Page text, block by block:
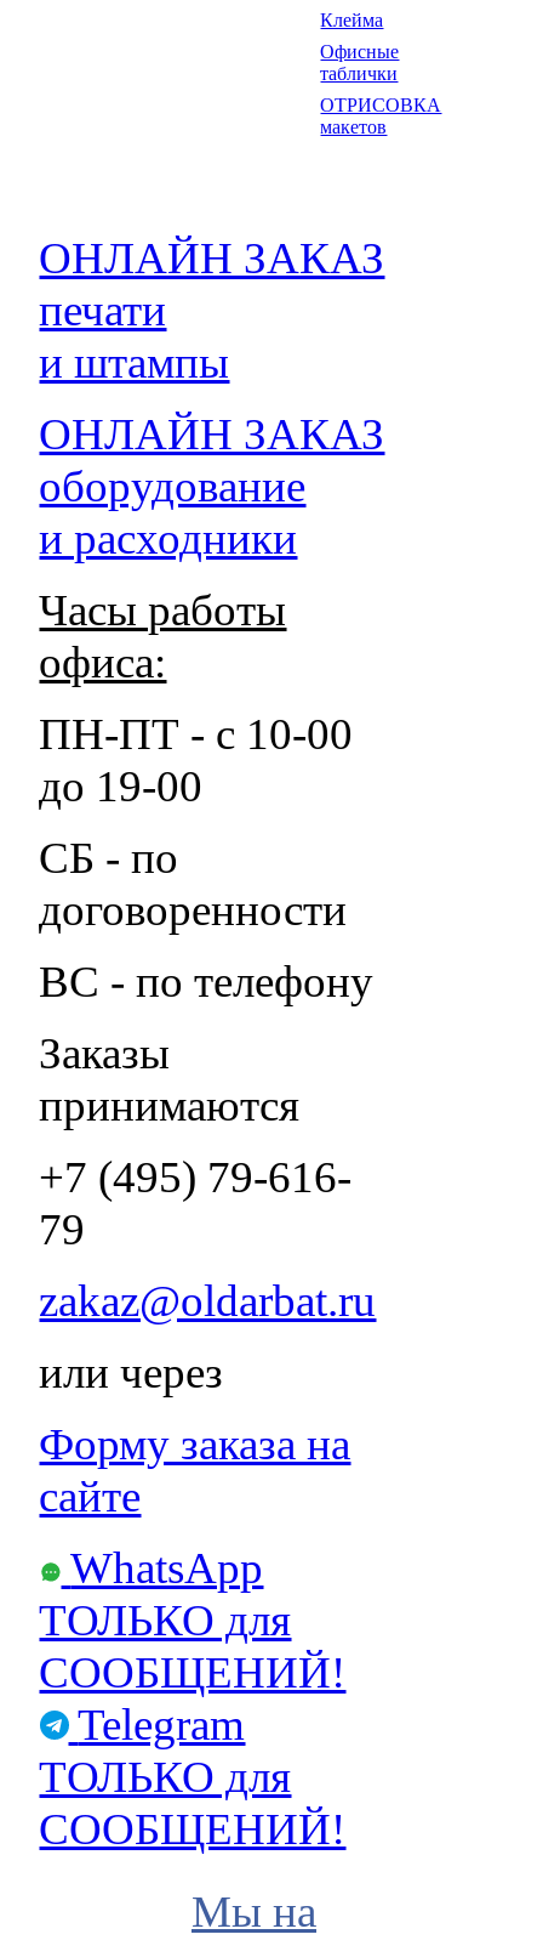
Клейма
Офисные
таблички
ОТРИСОВКА
макетов
ОНЛАЙН ЗАКАЗ
печати
и штампы
ОНЛАЙН ЗАКАЗ
оборудование
и расходники
Часы работы
офиса:
ПН-ПТ - с 10-00
до 19-00
СБ - по
договоренности
ВС - по телефону
Заказы
принимаются
+7 (495) 79-616-
79
zakaz@oldarbat.ru
или через
Форму заказа на
сайте
WhatsApp
ТОЛЬКО для
СООБЩЕНИЙ!
Telegram
ТОЛЬКО для
СООБЩЕНИЙ!
Мы на